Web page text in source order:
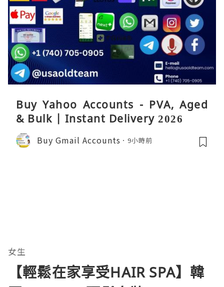
Buy Yahoo Accounts - PVA, Aged
& Bulk | Instant Delivery 2026
Buy Gmail Accounts 9小時前
女生
【輕鬆在家享受HAIR SPA】韓